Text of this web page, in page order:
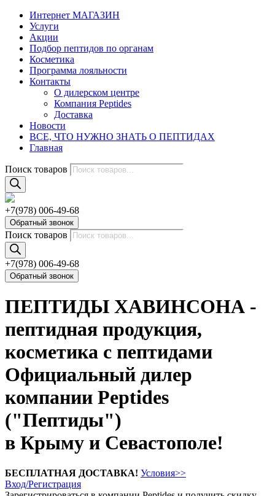
Интернет МАГАЗИН
Услуги
Акции
Подбор пептидов по органам
Косметика
Программа лояльности
Контакты
О дилерском центре
Компания Peptides
Доставка
Новости
ВСЕ, ЧТО НУЖНО ЗНАТЬ О ПЕПТИДАХ
Главная
Поиск товаров
+7(978) 006-49-68
Обратный звонок
Поиск товаров
+7(978) 006-49-68
Обратный звонок
ПЕПТИДЫ ХАВИНСОНА -
пептидная продукция,
косметика с пептидами
Официальный дилер
компании Peptides
("Пептиды")
в Крыму и Севастополе!
БЕСПЛАТНАЯ ДОСТАВКА! Условия>>
Вход/Регистрация